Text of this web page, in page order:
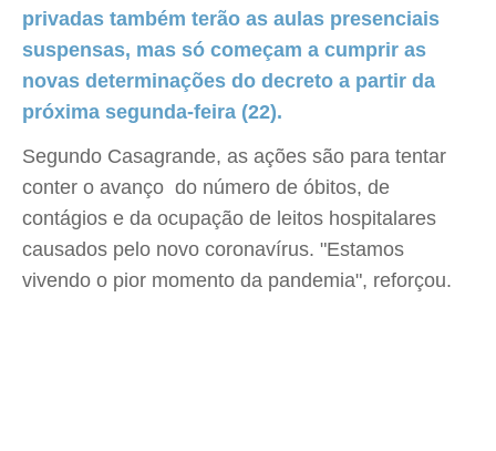
privadas também terão as aulas presenciais
suspensas, mas só começam a cumprir as
novas determinações do decreto a partir da
próxima segunda-feira (22).
Segundo Casagrande, as ações são para tentar
conter o avanço do número de óbitos, de
contágios e da ocupação de leitos hospitalares
causados pelo novo coronavírus. "Estamos
vivendo o pior momento da pandemia", reforçou.